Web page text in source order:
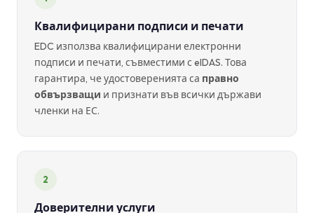
Квалифицирани подписи и печати
EDC използва квалифицирани електронни
подписи и печати, съвместими с eIDAS. Това
гарантира, че удостоверенията са правно
обвързващи и признати във всички държави
членки на ЕС.
2
Доверителни услуги